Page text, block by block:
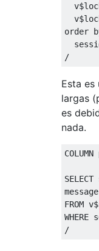
  v
$
  v
$
order
/
Esta
largas
es
nada.
COLUMN
SELECT
message
FROM v$
WHERE
/